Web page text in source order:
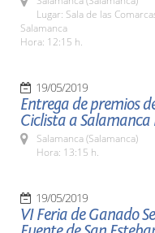
Lugar: Sala de las
Salamanca
Hora: 12:15 h.
19/05/2019
Entrega de premios
Ciclista a
Salamanca (Salamanca)
Hora: 13:15 h.
19/05/2019
VI Feria de Ganado